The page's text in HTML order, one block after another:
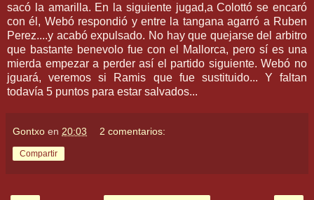
sacó la amarilla. En la siguiente jugad,a Colottó se encaró
con él, Webó respondió y entre la tangana agarró a Ruben
Perez....y acabó expulsado. No hay que quejarse del arbitro
que bastante benevolo fue con el Mallorca, pero sí es una
mierda empezar a perder así el partido siguiente. Webó no
jguará, veremos si Ramis que fue sustituido... Y faltan
todavía 5 puntos para estar salvados...
Gontxo en 20:03 2 comentarios:
Compartir